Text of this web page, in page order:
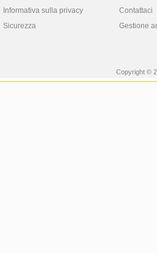
Informativa sulla privacy
Sicurezza
Contattaci
Gestione
Copyright ©